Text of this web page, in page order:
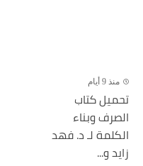
منذ 9 أيام
تحميل كتاب
الصرف وبناء
الكلمة لـ د. فهد
زايد و...